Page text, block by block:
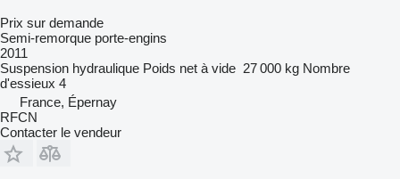
Prix sur demande
Semi-remorque porte-engins
2011
Suspension hydraulique Poids net à vide 27 000 kg Nombre
d'essieux 4
France, Épernay
RFCN
Contacter le vendeur